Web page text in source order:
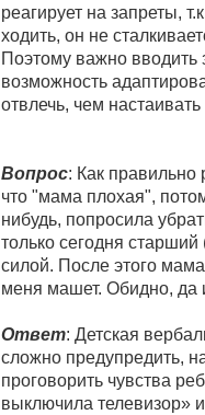
реагирует на запреты,
ходить, он не
Поэтому важно вводить
возможность
отвлечь, чем
Вопрос: Как
что "мама плохая",
нибудь, попросила
только сегодня
силой. После этого
меня машет. Обидно, да
Ответ: Детская
сложно предупредить,
проговорить чувства
выключила телевизор»